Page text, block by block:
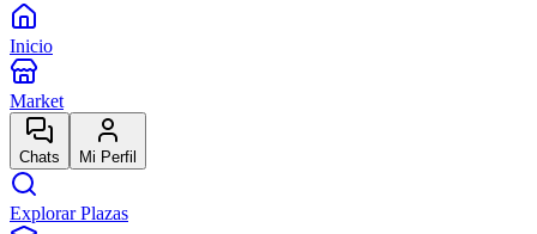
Inicio
Market
Chats Mi Perfil
Explorar Plazas